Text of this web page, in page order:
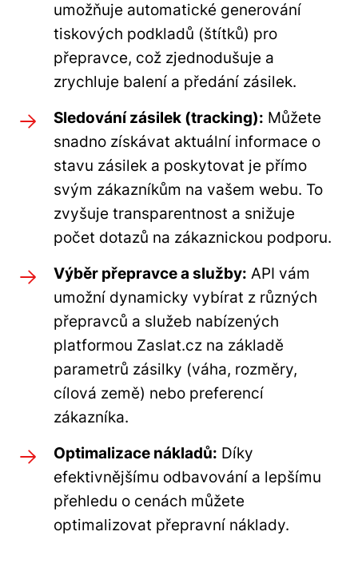
umožňuje automatické generování
tiskových podkladů (štítků) pro
přepravce, což zjednodušuje a
zrychluje balení a předání zásilek.
Sledování zásilek (tracking): Můžete
snadno získávat aktuální informace o
stavu zásilek a poskytovat je přímo
svým zákazníkům na vašem webu. To
zvyšuje transparentnost a snižuje
počet dotazů na zákaznickou podporu.
Výběr přepravce a služby: API vám
umožní dynamicky vybírat z různých
přepravců a služeb nabízených
platformou Zaslat.cz na základě
parametrů zásilky (váha, rozměry,
cílová země) nebo preferencí
zákazníka.
Optimalizace nákladů: Díky
efektivnějšímu odbavování a lepšímu
přehledu o cenách můžete
optimalizovat přepravní náklady.